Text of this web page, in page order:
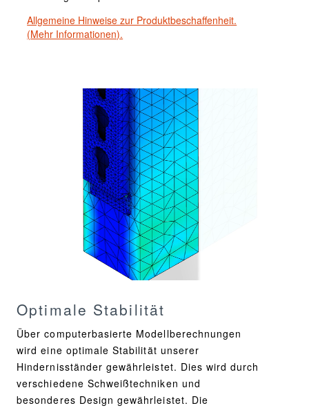
Allgemeine Hinweise zur Produktbeschaffenheit.
(Mehr Informationen).
Optimale Stabilität
Über computerbasierte Modellberechnungen
wird eine optimale Stabilität unserer
Hindernisständer gewährleistet. Dies wird durch
verschiedene Schweißtechniken und
besonderes Design gewährleistet. Die